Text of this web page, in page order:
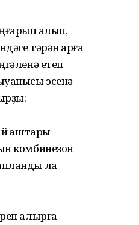
ҡалып,
тәрән ҡарға
етеп
эсенә
ҡаштары
комбинезон
ла
алырға